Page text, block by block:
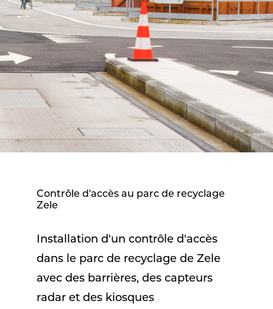
Contrôle d'accès au parc de recyclage
Zele
Installation d'un contrôle d'accès
dans le parc de recyclage de Zele
avec des barrières, des capteurs
radar et des kiosques